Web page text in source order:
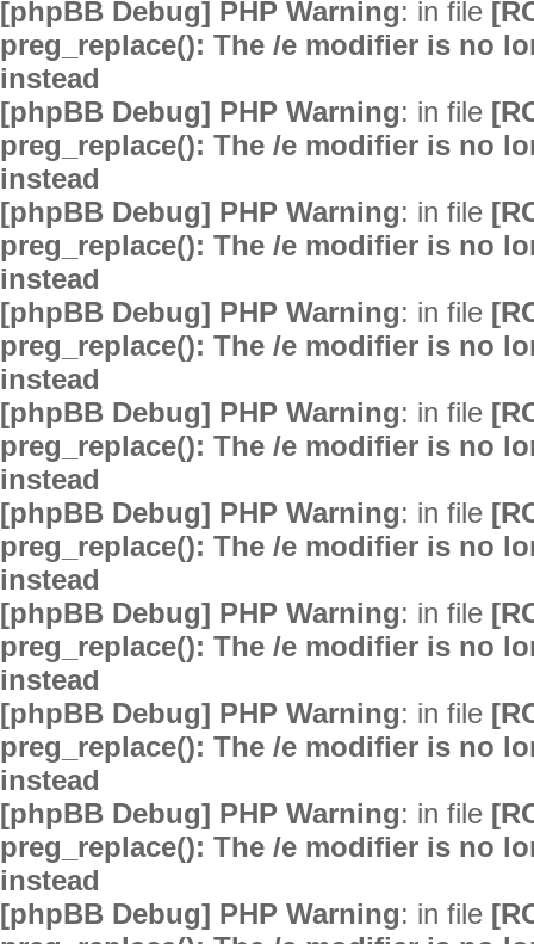
[phpBB Debug] PHP Warning: in file
preg_replace(): The /e modifier is no
instead
[phpBB Debug] PHP Warning: in file
preg_replace(): The /e modifier is no
instead
[phpBB Debug] PHP Warning: in file
preg_replace(): The /e modifier is no
instead
[phpBB Debug] PHP Warning: in file
preg_replace(): The /e modifier is no
instead
[phpBB Debug] PHP Warning: in file
preg_replace(): The /e modifier is no
instead
[phpBB Debug] PHP Warning: in file
preg_replace(): The /e modifier is no
instead
[phpBB Debug] PHP Warning: in file
preg_replace(): The /e modifier is no
instead
[phpBB Debug] PHP Warning: in file
preg_replace(): The /e modifier is no
instead
[phpBB Debug] PHP Warning: in file
preg_replace(): The /e modifier is no
instead
[phpBB Debug] PHP Warning: in file